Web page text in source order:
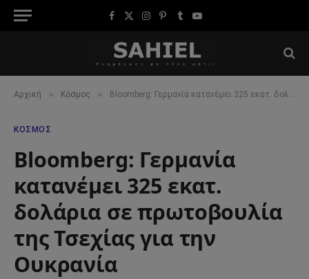
Facebook
X
Instagram
Pinterest
TumblrYouTube
Αρχική » Κόσμος » Bloomberg: Γερμανία κατανέμει 325 εκατ. δολάρια σε πρωτοβουλία της Τσεχίας για την Ουκρανία
ΚΌΣΜΟΣ
Bloomberg: Γερμανία
κατανέμει 325 εκατ.
δολάρια σε πρωτοβουλία
της Τσεχίας για την
Ουκρανία